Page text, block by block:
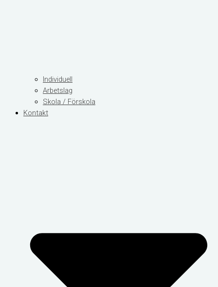
Individuell
Arbetslag
Skola / Förskola
Kontakt